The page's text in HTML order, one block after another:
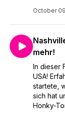
October
mehr!
In dieser
USA!
startete,
sich hat
Honky-